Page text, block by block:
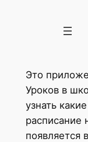
Это
Уроков в
узнать
расписание
появляется